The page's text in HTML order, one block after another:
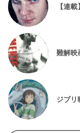
【連
難解映
ジブリ